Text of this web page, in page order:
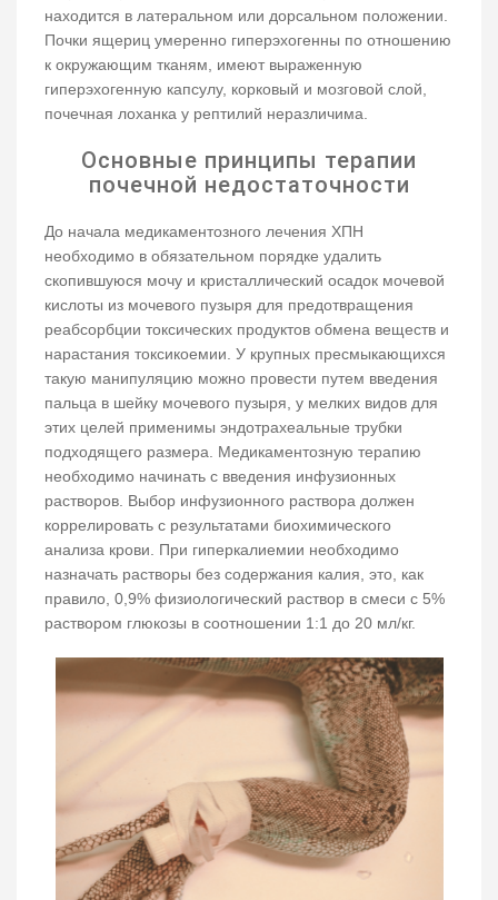
находится в латеральном или дорсальном положении.
Почки ящериц умеренно гиперэхогенны по отношению
к окружающим тканям, имеют выраженную
гиперэхогенную капсулу, корковый и мозговой слой,
почечная лоханка у рептилий неразличима.
Основные принципы терапии
почечной недостаточности
До начала медикаментозного лечения ХПН
необходимо в обязательном порядке удалить
скопившуюся мочу и кристаллический осадок мочевой
кислоты из мочевого пузыря для предотвращения
реабсорбции токсических продуктов обмена веществ и
нарастания токсикоемии. У крупных пресмыкающихся
такую манипуляцию можно провести путем введения
пальца в шейку мочевого пузыря, у мелких видов для
этих целей применимы эндотрахеальные трубки
подходящего размера. Медикаментозную терапию
необходимо начинать с введения инфузионных
растворов. Выбор инфузионного раствора должен
коррелировать с результатами биохимического
анализа крови. При гиперкалиемии необходимо
назначать растворы без содержания калия, это, как
правило, 0,9% физиологический раствор в смеси с 5%
раствором глюкозы в соотношении 1:1 до 20 мл/кг.